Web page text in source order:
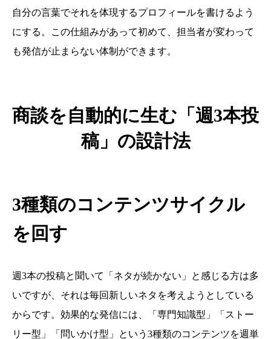
自分の言葉でそれを体現するプロフィールを書けるよう
にする。この仕組みがあって初めて、担当者が変わって
も発信が止まらない体制ができます。
商談を自動的に生む「週3本投
稿」の設計法
3種類のコンテンツサイクル
を回す
週3本の投稿と聞いて「ネタが続かない」と感じる方は多
いですが、それは毎回新しいネタを考えようとしている
からです。効果的な発信には、「専門知識型」「ストー
リー型」「問いかけ型」という3種類のコンテンツを週単